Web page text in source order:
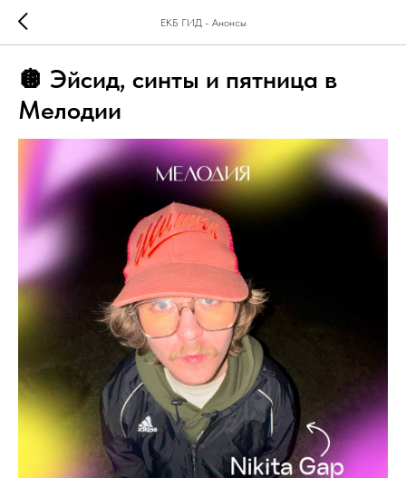
ЕКБ ГИД - Анонсы
🪩 Эйсид, синты и пятница в
Мелодии